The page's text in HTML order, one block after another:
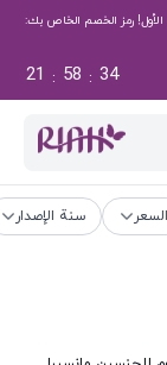
إماراتي على طلبك الأول! رمز الخصم الخاص بك:
33
:
58
:
21
السعر سنة الإصدار